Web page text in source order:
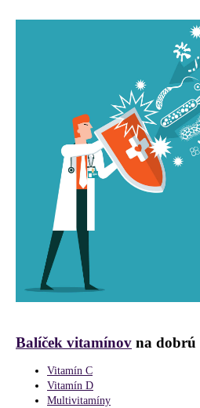
Balíček vitamínov na
Vitamín C
Vitamín D
Multivitamíny